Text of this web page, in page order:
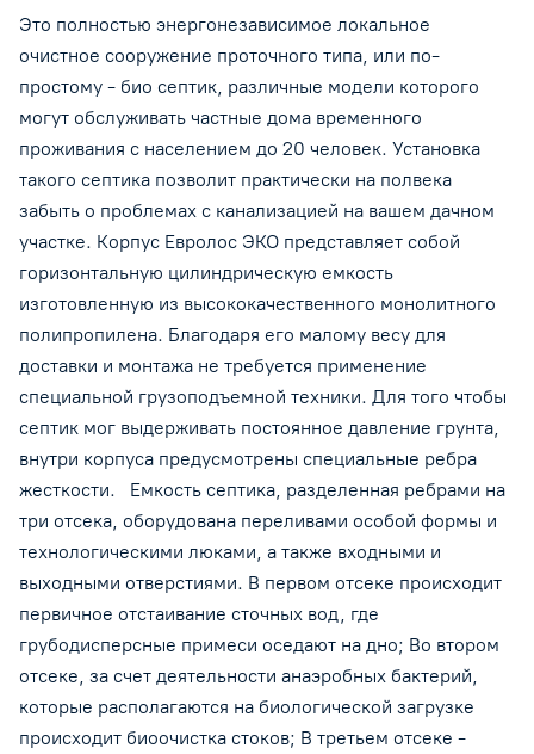
разрешенных, для отвода на дофильтрацию в грунт. Такая
конструкция обеспечивает эффективную очистку стоков, а
результат соответствует установленным санитарно-
гигиеническим требованиям. Энергонезависимый септик с
простым устройством, подходит для песчаных грунтов с
Это полностью энергонезависимое локальное
очистное сооружение проточного типа, или по-
простому - био септик, различные модели которого
могут обслуживать частные дома временного
проживания с населением до 20 человек. Установка
такого септика позволит практически на полвека
забыть о проблемах с канализацией на вашем дачном
участке. Корпус Евролос ЭКО представляет собой
горизонтальную цилиндрическую емкость
изготовленную из высококачественного монолитного
полипропилена. Благодаря его малому весу для
доставки и монтажа не требуется применение
специальной грузоподъемной техники. Для того чтобы
септик мог выдерживать постоянное давление грунта,
внутри корпуса предусмотрены специальные ребра
жесткости. Емкость септика, разделенная ребрами на
три отсека, оборудована переливами особой формы и
технологическими люками, а также входными и
выходными отверстиями. В первом отсеке происходит
первичное отстаивание сточных вод, где
грубодисперсные примеси оседают на дно; Во втором
отсеке, за счет деятельности анаэробных бактерий,
которые располагаются на биологической загрузке
происходит биоочистка стоков; В третьем отсеке -